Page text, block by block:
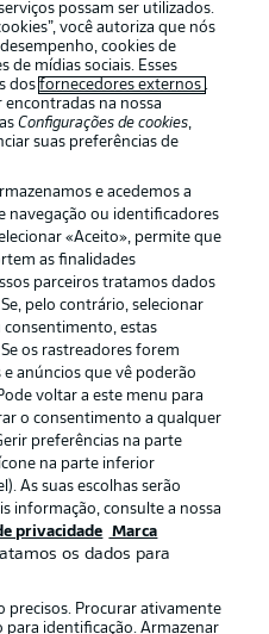
Avisos legais
Aviso de privacidade
Trabalhe conosco
Contato
possam ser utilizados.
você autoriza que nós
cookies de
de mídias sociais. Esses
dosfornecedores externos .
na nossa
Configurações de cookies,
suas preferências de
e acedemos a
navegação ou identificadores
«Aceito», permite que
as finalidades
parceiros tratamos dados
pelo contrário, selecionar
consentimento, estas
os rastreadores forem
anúncios que vê poderão
voltar a este menu para
o consentimento a qualquer
preferências na parte
na parte inferior
As suas escolhas serão
informação, consulte a nossa
privacidade Marca
os dados para
precisos. Procurar ativamente
para identificação. Armazenar